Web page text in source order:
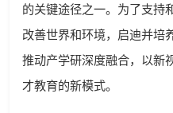
的关键途径之一。为了支持
改善世界和环境，启迪并培
推动产学研深度融合，以新
才教育的新模式。